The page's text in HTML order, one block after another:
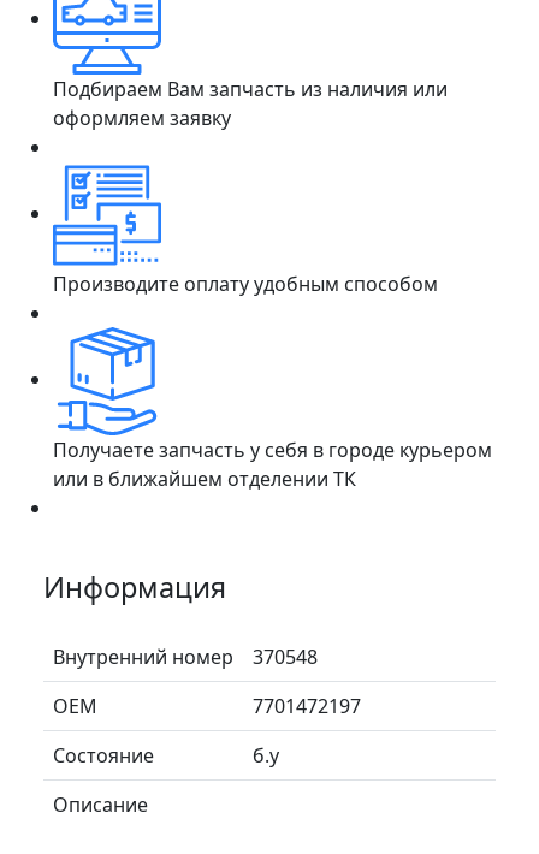
Подбираем Вам запчасть из наличия или
оформляем заявку
Производите оплату удобным способом
Получаете запчасть у себя в городе курьером
или в ближайшем отделении ТК
Информация
Внутренний номер
370548
ОЕМ
7701472197
Состояние
б.у
Описание